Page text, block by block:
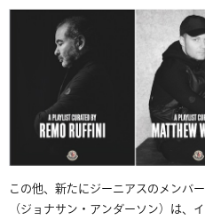
この他、新たにジーニアスのメンバ
（ジョナサン・アンダーソン）は